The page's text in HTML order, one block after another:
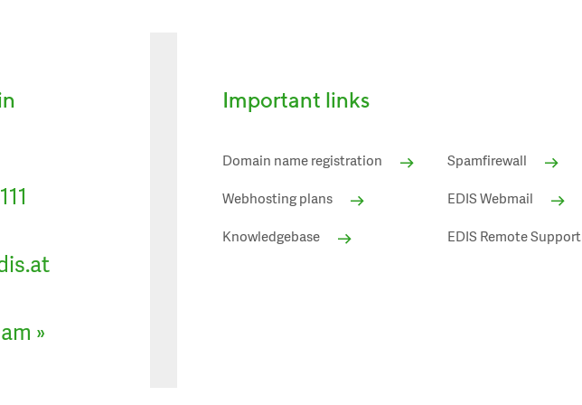
»
Important links
Domain name registration
Webhosting plans
Knowledgebase
Spamfirewall
EDIS Webmail
EDIS Remote Support